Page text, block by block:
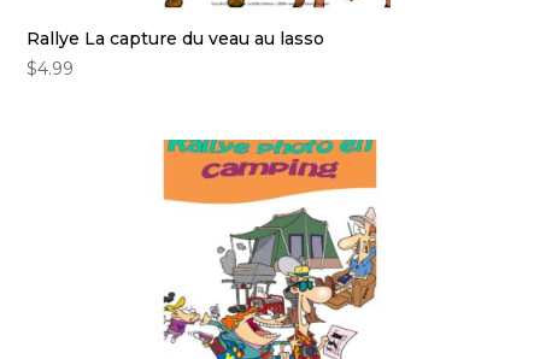
Rallye La capture du veau au lasso
$4.99